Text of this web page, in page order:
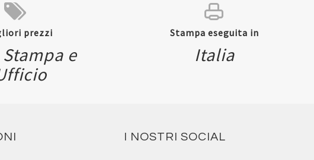
prezzi
e
Stampa eseguita in
Italia
I NOSTRI SOCIAL